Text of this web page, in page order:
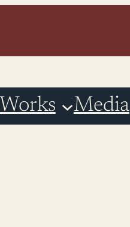
Works Media